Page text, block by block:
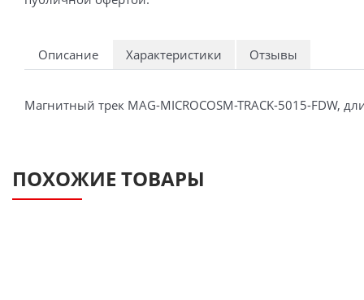
Описание Характеристики Отзывы
Магнитный трек MAG-MICROCOSM-TRACK-5015-
ПОХОЖИЕ ТОВАРЫ